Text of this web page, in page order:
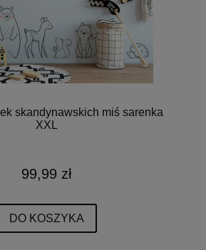
skandynawskich miś sarenka
XXL
99,99 zł
DO KOSZYKA